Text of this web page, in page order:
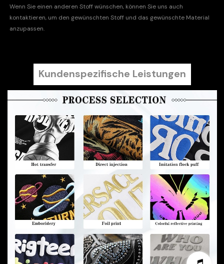
Wenn Sie einen anderen Stoff wünschen, können Sie uns auch
kontaktieren, um den gewünschten Stoff und das gewünschte Material
anzupassen.
Kundenspezifische Leistungen